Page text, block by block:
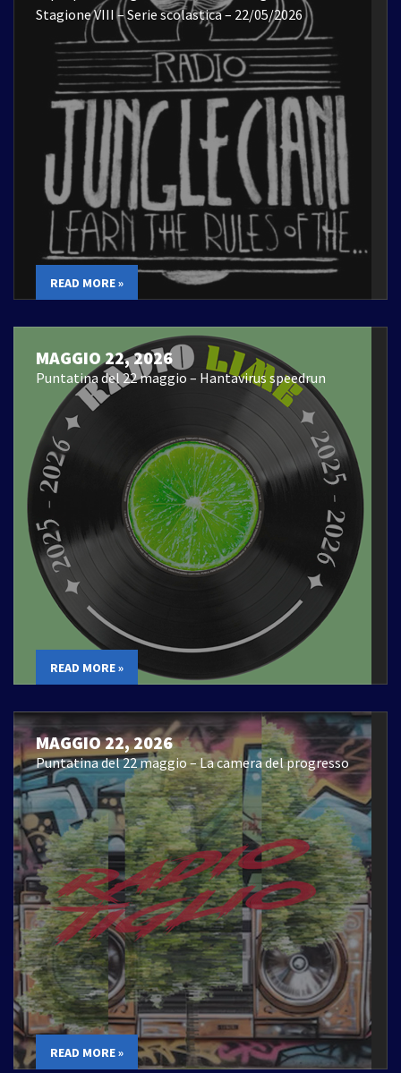
Stagione VIII – Serie scolastica – 22/05/2026
READ MORE »
MAGGIO 22, 2026
Puntatina del 22 maggio – Hantavirus speedrun
READ MORE »
MAGGIO 22, 2026
Puntatina del 22 maggio – La camera del progresso
READ MORE »